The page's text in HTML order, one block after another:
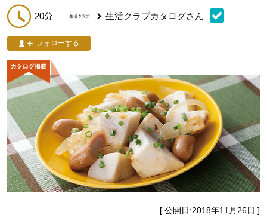
20分 生活クラブカタログさん
フォローする
[ 公開日:2018年11月26日 ]